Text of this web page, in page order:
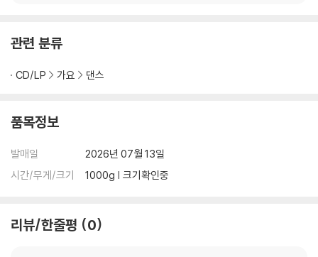
관련 분류
CD/LP 가요 댄스
품목정보
발매일
2026년 07월 13일
시간/무게/크기
1000g | 크기확인중
리뷰/한줄평 0